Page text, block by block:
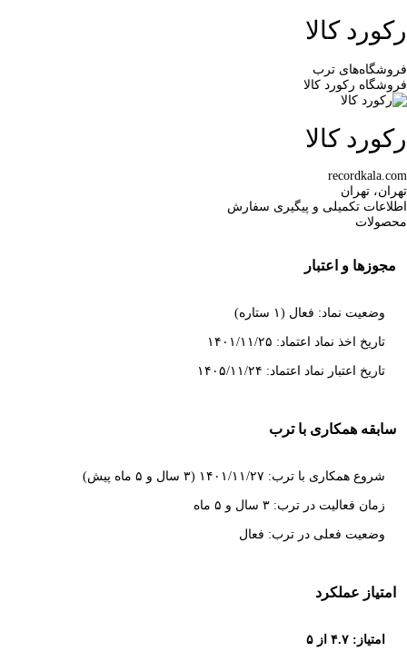
رکورد کالا
فروشگاه‌های ترب
فروشگاه رکورد کالا
رکورد کالا
recordkala.com
تهران، تهران
اطلاعات تکمیلی و پیگیری سفارش
محصولات
مجوزها و اعتبار
وضعیت نماد: فعال (۱ ستاره)
تاریخ اخذ نماد اعتماد: ۱۴۰۱/۱۱/۲۵
تاریخ اعتبار نماد اعتماد: ۱۴۰۵/۱۱/۲۴
سابقه همکاری با ترب
شروع همکاری با ترب: ۱۴۰۱/۱۱/۲۷ (۳ سال و ۵ ماه پیش)
زمان فعالیت در ترب: ۳ سال و ۵ ماه
وضعیت فعلی در ترب: فعال
امتیاز عملکرد
امتیاز: ۴.۷ از ۵